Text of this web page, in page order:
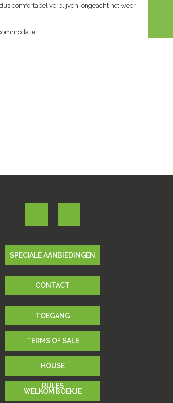
comfortabel verblijven, ongeacht het weer,
SPECIALE AANBIEDINGEN
CONTACT
TOEGANG
TERMS OF SALE
HOUSE
RULES
WELKOM BOEKJE